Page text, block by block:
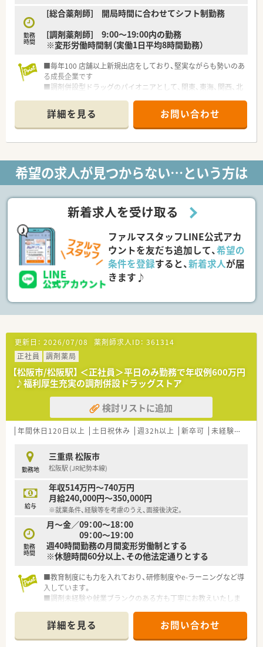
勤務
時間
[総合薬剤師] 開局時間に合わせてシフト制勤務
[調剤薬剤師] 9:00～19:00内の勤務
※変形労働時間制（実働1日平均8時間勤務）
■毎年100 店舗以上新規出店をしており、堅実ながらも勢いのあ
る成長企業です
■調剤併設型ドラッグのパイオニアとして、関東、東海、関西、北
■研修制度は様々なプランがあり、集合研修だけでなく任意で受
講可能な研修も幅広く用意されています
■店舗で活躍する従業員、社外で活躍する従業員、将来経営幹部
となる従業員など、薬剤師として様々な活躍ができるフィールド
■総合薬剤師・調剤薬剤師（土日休み・19時までの勤務）どちらか
の働き方を選択できます
■調剤併設型だけでなく「医療モール・クリニック併設店舗」「敷
■在宅医療にも積極的取り組んでおり「訪問調剤特化型店舗」を
■「プラチナくるみん認定企業」「健康経営優良法人2023（大規模
法人部門）認定」等を取得し一人ひとりが働きやすい環境が整備
されています
■充実した研修制度、人事制度、評価制度、キャリア支援制度等
があるのも特徴です
詳細を見る お問い合わせ
希望の求人が見つからない…という方は
新着求人を受け取る
ファルマスタッフLINE公式アカ
ウントを友だち追加して、希望の
条件を登録すると、新着求人が届
きます♪
更新日： 2026/07/08 薬剤師求人ID： 361314
正社員
調剤薬局
【松阪市/松阪駅】 ＜正社員＞平日のみ勤務で年収例600万円
♪福利厚生充実の調剤併設ドラッグストア
検討リストに追加
年間休日120日以上 土日祝休み 週32h以上 新卒可 未経験可
勤務地
三重県 松阪市
松阪駅 (JR紀勢本線)
給与
年収514万円～740万円
月給240,000円～350,000円
※就業条件、経験等を考慮のうえ、面接後決定。
勤務
時間
月～金／09：00～18：00
09：00～19：00
週40時間勤務の月間変形労働制とする
※休憩時間60分以上、その他法定通りとする
■教育制度にも力を入れており、研修制度やe-ラーニングなど導
入しています。
■調剤未経験や就業ブランクのある方も丁寧にお教えいたしま
■全店舗、ピッキングシステムのハンディを導入し、調剤過誤防
止に努めています。
■60歳以降は契約社員として、65歳までのご勤務が可能です。
詳細を見る お問い合わせ